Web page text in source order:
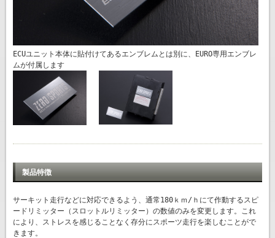
ECUユニット本体に貼付けてあるエンブレムとは別に、EURO専用エンブレ
ムが付属します
製品特徴
サーキット走行などに対応できるよう、通常180ｋｍ/ｈにて作動するスピ
ードリミッター（スロットルリミッター）の数値のみを変更します。これ
により、ストレスを感じることなく存分にスポーツ走行を楽しむことがで
きます。